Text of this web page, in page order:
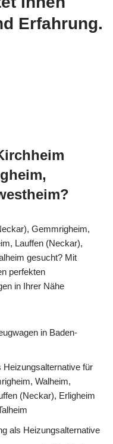
Erfahrung.
Gemmrigheim,
Lauffen (Neckar),
gesucht? Mit
perfekten
in Ihrer Nähe
in Baden-
Heizungsalternative für
Walheim,
(Neckar), Erligheim
als Heizungsalternative